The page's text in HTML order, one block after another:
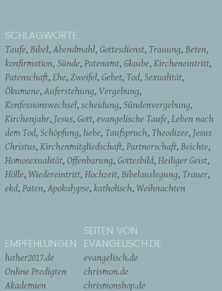
SCHLAGWORTE
Taufe Bibel Abendmahl Gottesdienst Trauung Beten
konfirmation Sünde Patenamt Glaube Kircheneintritt
Patenschaft Ehe Zweifel Gebet Tod Sexualität
Ökumene Auferstehung Vergebung
Konfessionswechsel scheidung Sündenvergebung
Kirchenjahr Jesus Gott evangelische Taufe Leben nach
dem Tod Schöpfung liebe Taufspruch Theodizee Jesus
Christus Kirchenmitgliedschaft Partnerschaft Beichte
Homosexualität Offenbarung Gottesbild Heiliger Geist
Hölle Wiedereintritt Hochzeit Bibelauslegung Trauer
ekd Paten Apokalypse katholisch Weihnachten
EMPFEHLUNGEN
luther2017.de
Online Predigten
Akademien
SEITEN VON
EVANGELISCH.DE
evangelisch.de
chrismon.de
chrismonshop.de